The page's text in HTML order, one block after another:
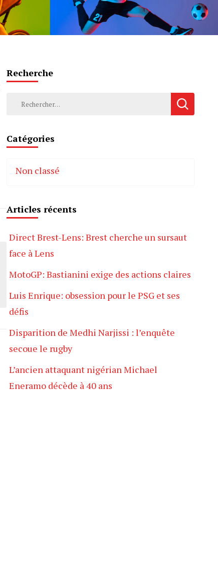
Recherche
Rechercher :
Catégories
Non classé
Articles récents
Direct Brest-Lens: Brest cherche un sursaut
face à Lens
MotoGP: Bastianini exige des actions claires
Luis Enrique: obsession pour le PSG et ses
défis
Disparition de Medhi Narjissi : l’enquête
secoue le rugby
L’ancien attaquant nigérian Michael
Eneramo décède à 40 ans